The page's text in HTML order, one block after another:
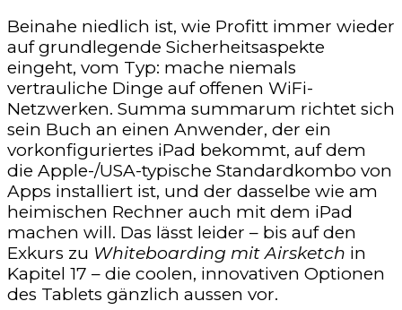
Beinahe niedlich ist, wie Profitt immer wieder
auf grundlegende Sicherheitsaspekte
eingeht, vom Typ: mache niemals
vertrauliche Dinge auf offenen WiFi-
Netzwerken. Summa summarum richtet sich
sein Buch an einen Anwender, der ein
vorkonfiguriertes iPad bekommt, auf dem
die Apple-/USA-typische Standardkombo von
Apps installiert ist, und der dasselbe wie am
heimischen Rechner auch mit dem iPad
machen will. Das lässt leider – bis auf den
Exkurs zu Whiteboarding mit Airsketch in
Kapitel 17 – die coolen, innovativen Optionen
des Tablets gänzlich aussen vor.